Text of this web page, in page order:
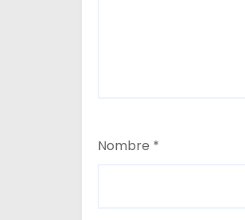
Nombre *